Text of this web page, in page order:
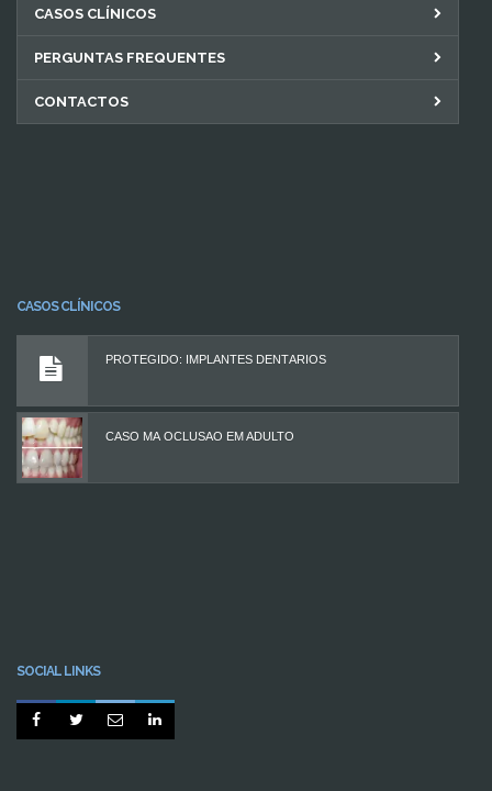
CASOS CLÍNICOS
PERGUNTAS FREQUENTES
CONTACTOS
CASOS CLÍNICOS
PROTEGIDO: IMPLANTES DENTÁRIOS
CASO MÁ OCLUSÃO EM ADULTO
SOCIAL LINKS
   